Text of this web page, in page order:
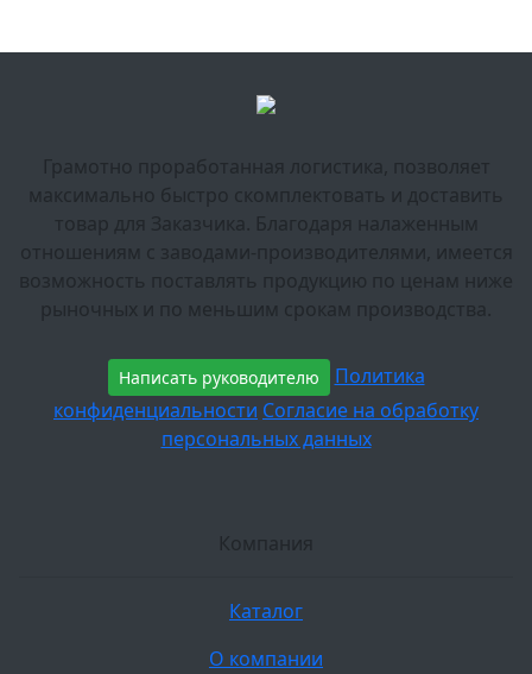
Грамотно проработанная логистика, позволяет
максимально быстро скомплектовать и доставить
товар для Заказчика. Благодаря налаженным
отношениям с заводами-производителями, имеется
возможность поставлять продукцию по ценам ниже
рыночных и по меньшим срокам производства.
Написать руководителю
Политика
конфиденциальности Согласие на обработку
персональных данных
Компания
Каталог
О компании